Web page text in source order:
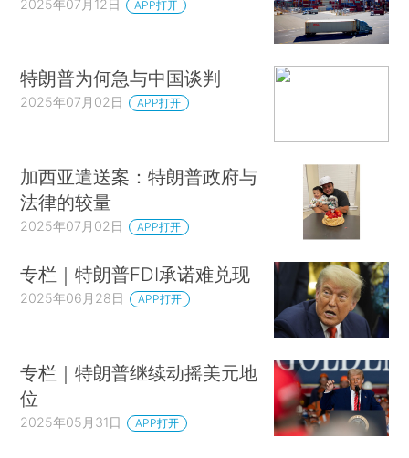
2025年07月12日 APP打开
特朗普为何急与中国谈判
2025年07月02日 APP打开
加西亚遣送案：特朗普政府与
法律的较量
2025年07月02日 APP打开
专栏｜特朗普FDI承诺难兑现
2025年06月28日 APP打开
专栏｜特朗普继续动摇美元地
位
2025年05月31日 APP打开